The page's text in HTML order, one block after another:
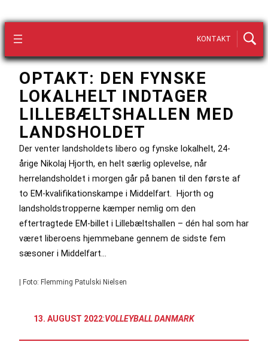
KONTAKT
OPTAKT: DEN FYNSKE
LOKALHELT INDTAGER
LILLEBÆLTSHALLEN MED
LANDSHOLDET
Der venter landsholdets libero og fynske lokalhelt, 24-
årige Nikolaj Hjorth, en helt særlig oplevelse, når
herrelandsholdet i morgen går på banen til den første af
to EM-kvalifikationskampe i Middelfart. Hjorth og
landsholdstropperne kæmper nemlig om den
eftertragtede EM-billet i Lillebæltshallen – dén hal som har
været liberoens hjemmebane gennem de sidste fem
sæsoner i Middelfart…
| Foto: Flemming Patulski Nielsen
13. AUGUST 2022:VOLLEYBALL DANMARK